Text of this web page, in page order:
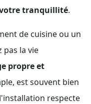
tranquillité.
de cuisine ou un
pas la vie
propre et
est souvent bien
respecte